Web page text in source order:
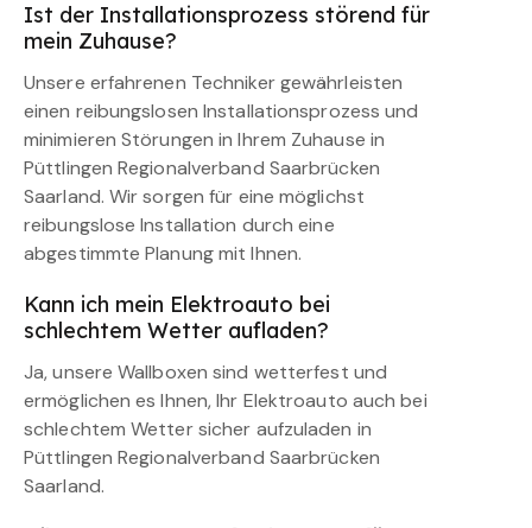
Ist der Installationsprozess störend für
mein Zuhause?
Unsere erfahrenen Techniker gewährleisten
einen reibungslosen Installationsprozess und
minimieren Störungen in Ihrem Zuhause in
Püttlingen Regionalverband Saarbrücken
Saarland. Wir sorgen für eine möglichst
reibungslose Installation durch eine
abgestimmte Planung mit Ihnen.
Kann ich mein Elektroauto bei
schlechtem Wetter aufladen?
Ja, unsere Wallboxen sind wetterfest und
ermöglichen es Ihnen, Ihr Elektroauto auch bei
schlechtem Wetter sicher aufzuladen in
Püttlingen Regionalverband Saarbrücken
Saarland.